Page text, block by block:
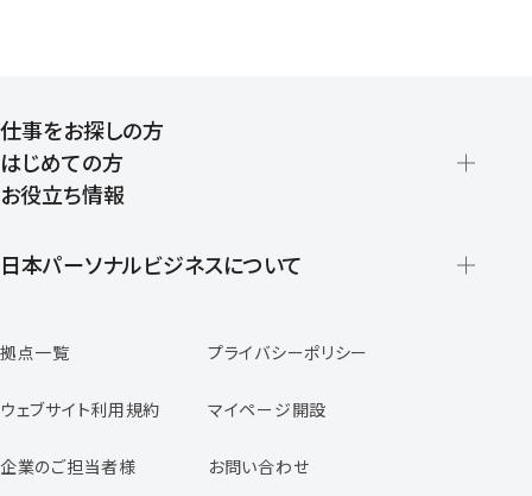
仕事をお探しの方
はじめての方
登録から就業開始までの流れ
お役立ち情報
日本パーソナルビジネスについて
スタッフの声
専任コンサルタントの声
福利厚生のご案内
拠点一覧 プライバシーポリシー
ウェブサイト利用規約 マイページ開設
企業のご担当者様 お問い合わせ